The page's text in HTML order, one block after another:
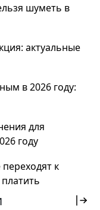
шуметь в
актуальные
в 2026 году:
для
году
к